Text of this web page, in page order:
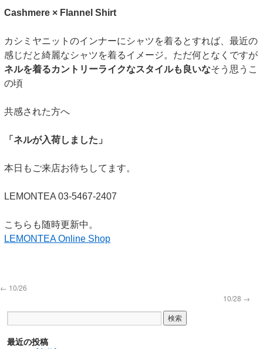
Cashmere × Flannel Shirt
カシミヤニットのインナーにシャツを着るとすれば、最近の
感じだと綺麗なシャツを着るイメージ。ただ何となくですが
ネルを着るカントリーライクなスタイルも良いなそう思うこ
の頃
共感された方へ
「ネルが入荷しました」
本日もご来店お待ちしてます。
LEMONTEA 03-5467-2407
こちらも随時更新中。
LEMONTEA Online Shop
← 10/26
10/28 →
最近の投稿